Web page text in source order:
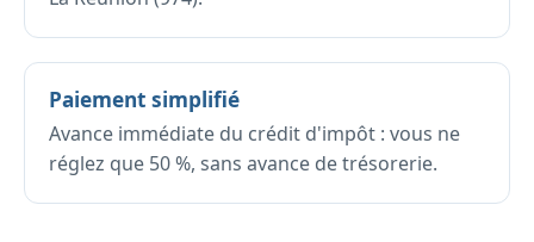
Paiement simplifié
Avance immédiate du crédit d'impôt : vous ne
réglez que 50 %, sans avance de trésorerie.